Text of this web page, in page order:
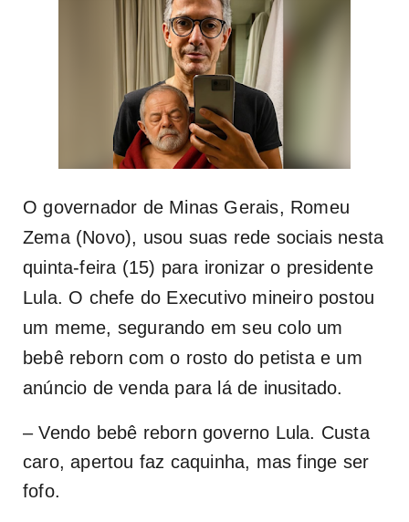
O governador de Minas Gerais, Romeu
Zema (Novo), usou suas rede sociais nesta
quinta-feira (15) para ironizar o presidente
Lula. O chefe do Executivo mineiro postou
um meme, segurando em seu colo um
bebê reborn com o rosto do petista e um
anúncio de venda para lá de inusitado.
– Vendo bebê reborn governo Lula. Custa
caro, apertou faz caquinha, mas finge ser
fofo.